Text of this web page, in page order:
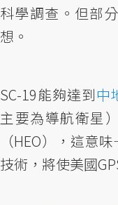
科學調查。但部
想。
SC-19能夠達到中
主要為導航衛星
（HEO），這意
技術，將使美國